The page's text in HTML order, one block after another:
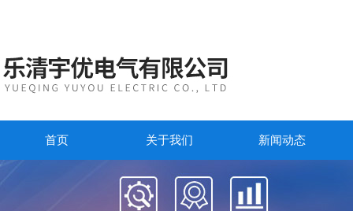
首页 关于我们 新闻动态